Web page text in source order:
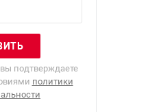
подтверждаете
политики